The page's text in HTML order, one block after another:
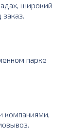
широкий
парке
компаниями,